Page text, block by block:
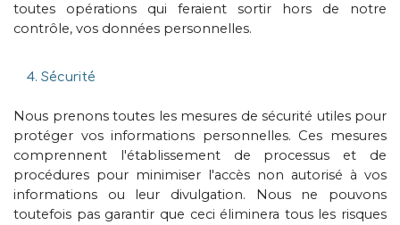
toutes opérations qui feraient sortir hors de notre
contrôle, vos données personnelles.
4. Sécurité
Nous prenons toutes les mesures de sécurité utiles pour
protéger vos informations personnelles. Ces mesures
comprennent l'établissement de processus et de
procédures pour minimiser l'accès non autorisé à vos
informations ou leur divulgation. Nous ne pouvons
toutefois pas garantir que ceci éliminera tous les risques